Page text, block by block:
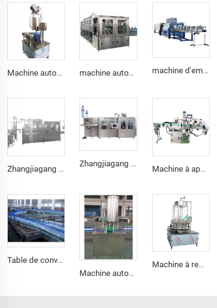
Machine automatique de fermeture et bouchage des bouteilles en verre 2000bph machine automatique de remplissage et fermeture pour bidons d'eau de 5 gallons (19L, 20L) à 450BPH machine d'emballage thermorétractable à film rapide de 30 paquets/minute pour bouteilles d'eau et boissons
Zhangjiagang King Quality 12000BPH Machine à Remplir par Gravité Machine à Remplir Eau Minérale
Zhangjiagang Reliable Machine de remplissage et d'emballage de bouteilles en plastique CGF40/40/12
Machine à appliquer des étiquettes adhésives bilatérales sur bouteilles carrées, ovales ou plates en verre
Table de convoyage d'accumulation pour bouteilles d'eau en plastique
Machine automatique de soudure des canettes en aluminium pour bière
Machine à remplir rotative par vide pour bouteilles en verre destinées aux spiritueux et vins distillés